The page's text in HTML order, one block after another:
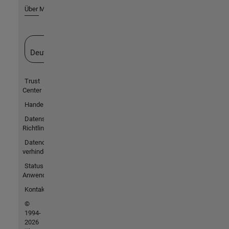
Über MathWorks
Deutschland
Trust
Center
Handelsmarken
Datenschutz-
Richtlinien
Datendiebstahl
verhindern
Status von
Anwendungen
Kontakt
©
1994-
2026